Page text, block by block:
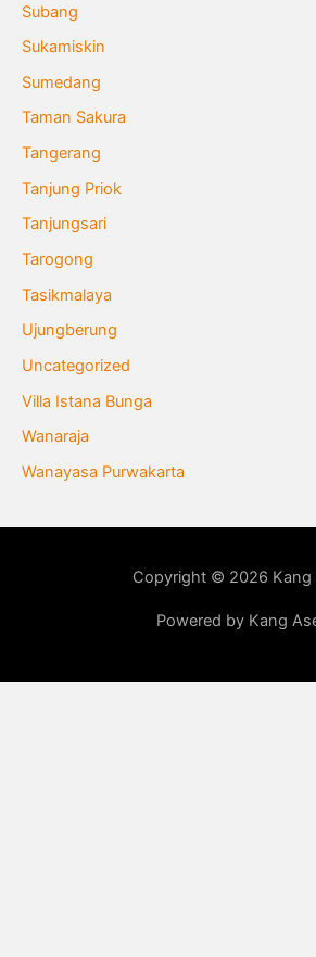
Subang
Sukamiskin
Sumedang
Taman Sakura
Tangerang
Tanjung Priok
Tanjungsari
Tarogong
Tasikmalaya
Ujungberung
Uncategorized
Villa Istana Bunga
Wanaraja
Wanayasa Purwakarta
Copyright © 2026 Kang
Powered by Kang